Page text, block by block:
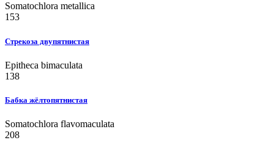
Somatochlora metallica
153
Стрекоза двупятнистая
Epitheca bimaculata
138
Бабка жёлтопятнистая
Somatochlora flavomaculata
208